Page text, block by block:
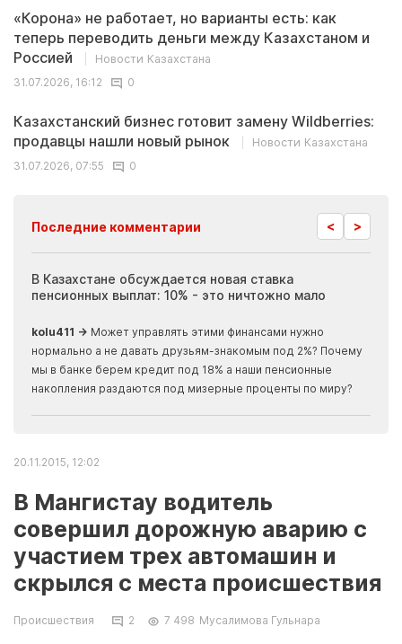
«Корона» не работает, но варианты есть: как
теперь переводить деньги между Казахстаном и
Россией
Новости Казахстана
31.07.2026, 16:12
0
Казахстанский бизнес готовит замену Wildberries:
продавцы нашли новый рынок
Новости Казахстана
31.07.2026, 07:55
0
Последние комментарии < >
В Казахстане обсуждается новая ставка
пенсионных выплат: 10% - это ничтожно мало
kolu411 → Может управлять этими финансами нужно
нормально а не давать друзьям-знакомым под 2%? Почему
мы в банке берем кредит под 18% а наши пенсионные
накопления раздаются под мизерные проценты по миру?
20.11.2015, 12:02
В Мангистау водитель
совершил дорожную аварию с
участием трех автомашин и
скрылся с места происшествия
Происшествия 2 7 498 Мусалимова Гульнара